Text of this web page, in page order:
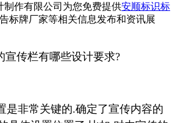
制作有限公司为您免费提供安顺标识标
标牌厂家等相关信息发布和资讯展
宣传栏有哪些设计要求?
非常关键的.确定了宣传内容的